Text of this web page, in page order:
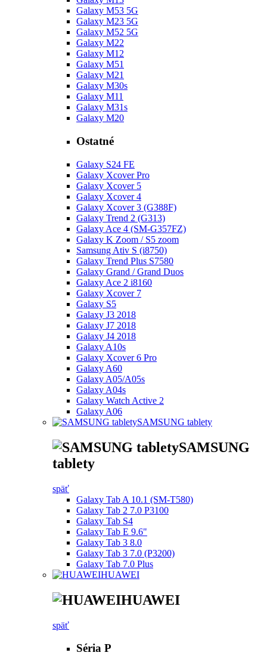
Galaxy M53 5G
Galaxy M23 5G
Galaxy M52 5G
Galaxy M22
Galaxy M12
Galaxy M51
Galaxy M21
Galaxy M30s
Galaxy M11
Galaxy M31s
Galaxy M20
Ostatné
Galaxy S24 FE
Galaxy Xcover Pro
Galaxy Xcover 5
Galaxy Xcover 4
Galaxy Xcover 3 (G388F)
Galaxy Trend 2 (G313)
Galaxy Ace 4 (SM-G357FZ)
Galaxy K Zoom / S5 zoom
Samsung Ativ S (i8750)
Galaxy Trend Plus S7580
Galaxy Grand / Grand Duos
Galaxy Ace 2 i8160
Galaxy Xcover 7
Galaxy S5
Galaxy J3 2018
Galaxy J7 2018
Galaxy J4 2018
Galaxy A10s
Galaxy Xcover 6 Pro
Galaxy A60
Galaxy A05/A05s
Galaxy A04s
Galaxy Watch Active 2
Galaxy A06
SAMSUNG tablety
SAMSUNG
tablety
späť
Galaxy Tab A 10.1 (SM-T580)
Galaxy Tab 2 7.0 P3100
Galaxy Tab S4
Galaxy Tab E 9.6"
Galaxy Tab 3 8.0
Galaxy Tab 3 7.0 (P3200)
Galaxy Tab 7.0 Plus
HUAWEI
HUAWEI
späť
Séria P